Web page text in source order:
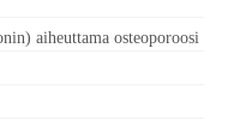
aiheuttama osteoporoosi